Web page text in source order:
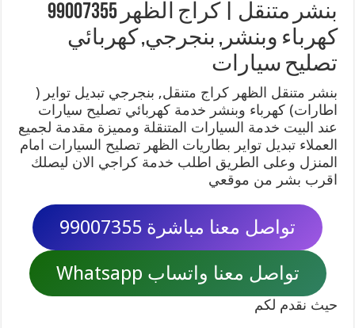
بنشر متنقل | كراج الظهر 99007355
كهرباء وبنشر, بنجرجي, كهربائي
تصليح سيارات
بنشر متنقل الظهر كراج متنقل, بنجرجي تبديل تواير (
اطارات) كهرباء وبنشر خدمة كهربائي تصليح سيارات
عند البيت خدمة السيارات المتنقلة ومميزة مقدمة لجميع
العملاء تبديل تواير بطاريات الظهر تصليح السيارات امام
المنزل وعلى الطريق اطلب خدمة كراجي الان ليصلك
اقرب بشر من موقعي
تواصل معنا مباشرة 99007355
تواصل معنا واتساب Whatsapp
حيث نقدم لكم